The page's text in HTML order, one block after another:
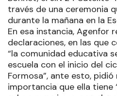
través de una ceremonia
durante la mañana en la
En esa instancia, Agenfor
declaraciones, en las que
“la comunidad educativa
escuela con el inicio del
Formosa”, ante esto,
importancia que ella tiene